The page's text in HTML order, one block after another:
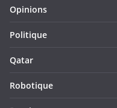
Opinions
Politique
Qatar
Robotique